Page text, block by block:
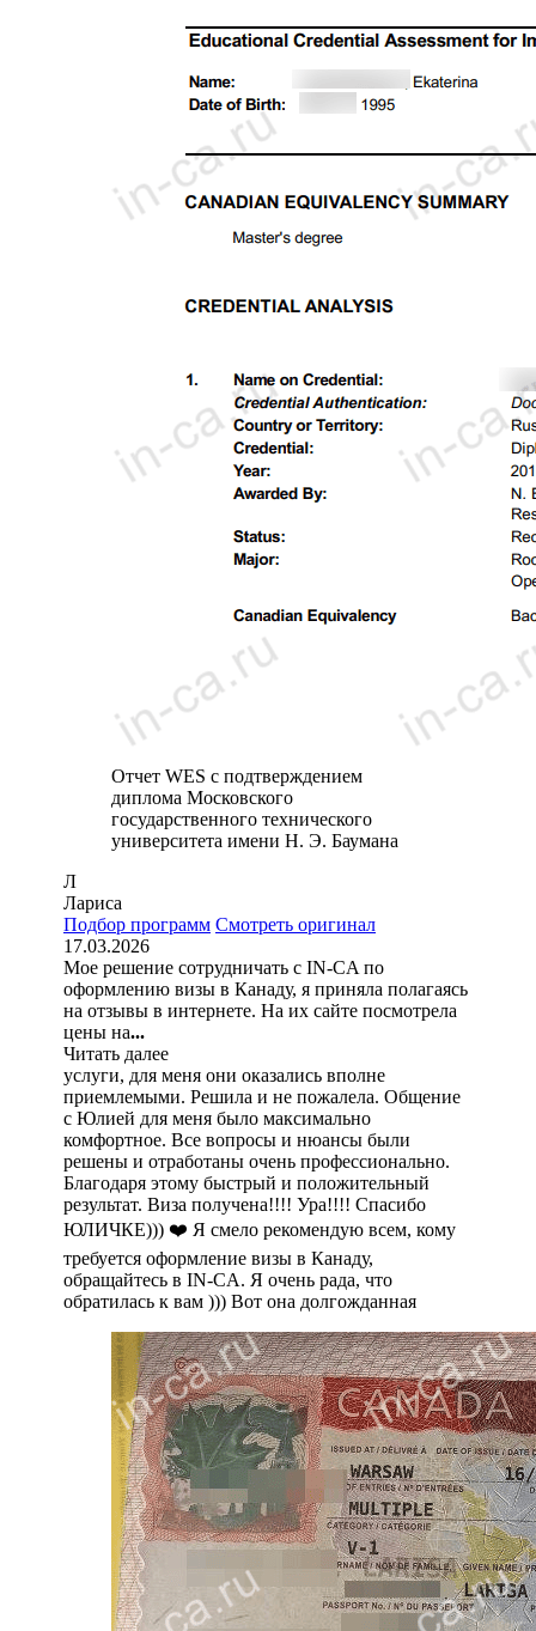
Отчет WES с подтверждением
диплома Московского
государственного технического
университета имени Н. Э. Баумана
Л
Лариса
Подбор программ Смотреть оригинал
17.03.2026
Мое решение сотрудничать с IN-CA по
оформлению визы в Канаду, я приняла полагаясь
на отзывы в интернете. На их сайте посмотрела
цены на...
Читать далее
услуги, для меня они оказались вполне
приемлемыми. Решила и не пожалела. Общение
с Юлией для меня было максимально
комфортное. Все вопросы и нюансы были
решены и отработаны очень профессионально.
Благодаря этому быстрый и положительный
результат. Виза получена!!!! Ура!!!! Спасибо
ЮЛИЧКЕ))) ❤️ Я смело рекомендую всем, кому
требуется оформление визы в Канаду,
обращайтесь в IN-CA. Я очень рада, что
обратилась к вам ))) Вот она долгожданная